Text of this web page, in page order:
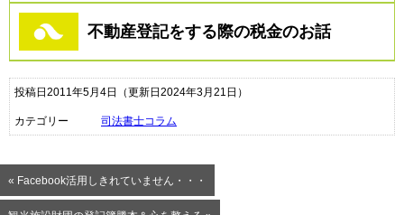
不動産登記をする際の税金のお話
投稿日2011年5月4日 （更新日2024年3月21日）
カテゴリー 司法書士コラム
« Facebook活用しきれていません・・・